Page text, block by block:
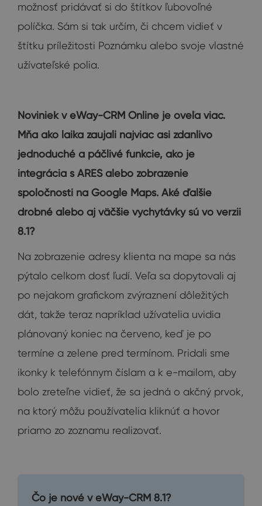
možnosť pridávať si do štítkov ľubovoľné
políčka. Sám si tak určím, či chcem vidieť v
štítku príležitosti Poznámku alebo svoje vlastné
užívateľské polia.
Noviniek v eWay-CRM Online je oveľa viac.
Mňa ako laika zaujali najviac asi zdanlivo
jednoduché a páčlivé funkcie, ako je
integrácia s ARES alebo zobrazenie
spoločnosti na Google Maps. Aké ďalšie
drobné alebo aj väčšie vychytávky sú vo verzii
8.1?
Na zobrazenie adresy klienta na mape sa nás
pýtalo celkom dosť ľudí. Veľa sa dopytovali aj
po nejakom grafickom zvýraznení dôležitých
dát, takže teraz napríklad užívatelia uvidia
plánovaný koniec na červeno, keď je po
termíne a zelene pred termínom. Pridali sme
ikonky k telefónnym číslam a k e-mailom, aby
bolo zreteľne vidieť, že sa jedná o akčný prvok,
na ktorý môžu používatelia kliknúť a hovor
priamo zo zoznamu realizovať.
Čo je nové v eWay-CRM 8.1?